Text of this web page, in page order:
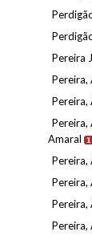
Pereira
Pereira,
Pereira,
Pereira,
Amaral
1
Pereira,
Pereira,
Pereira,
Pereira,